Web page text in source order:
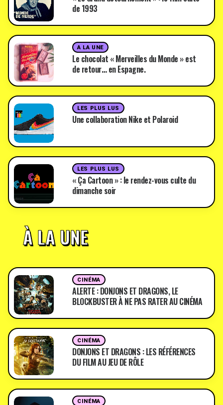
de 1993
A LA UNE
Le chocolat « Merveilles du Monde » est
de retour… en Espagne.
LES PLUS LUS
Une collaboration Nike et Polaroid
LES PLUS LUS
« Ça Cartoon » : le rendez-vous culte du
dimanche soir
À LA UNE
CINÉMA
ALERTE : DONJONS ET DRAGONS, LE
BLOCKBUSTER À NE PAS RATER AU CINÉMA
CINÉMA
DONJONS ET DRAGONS : LES RÉFÉRENCES
DU FILM AU JEU DE RÔLE
CINÉMA